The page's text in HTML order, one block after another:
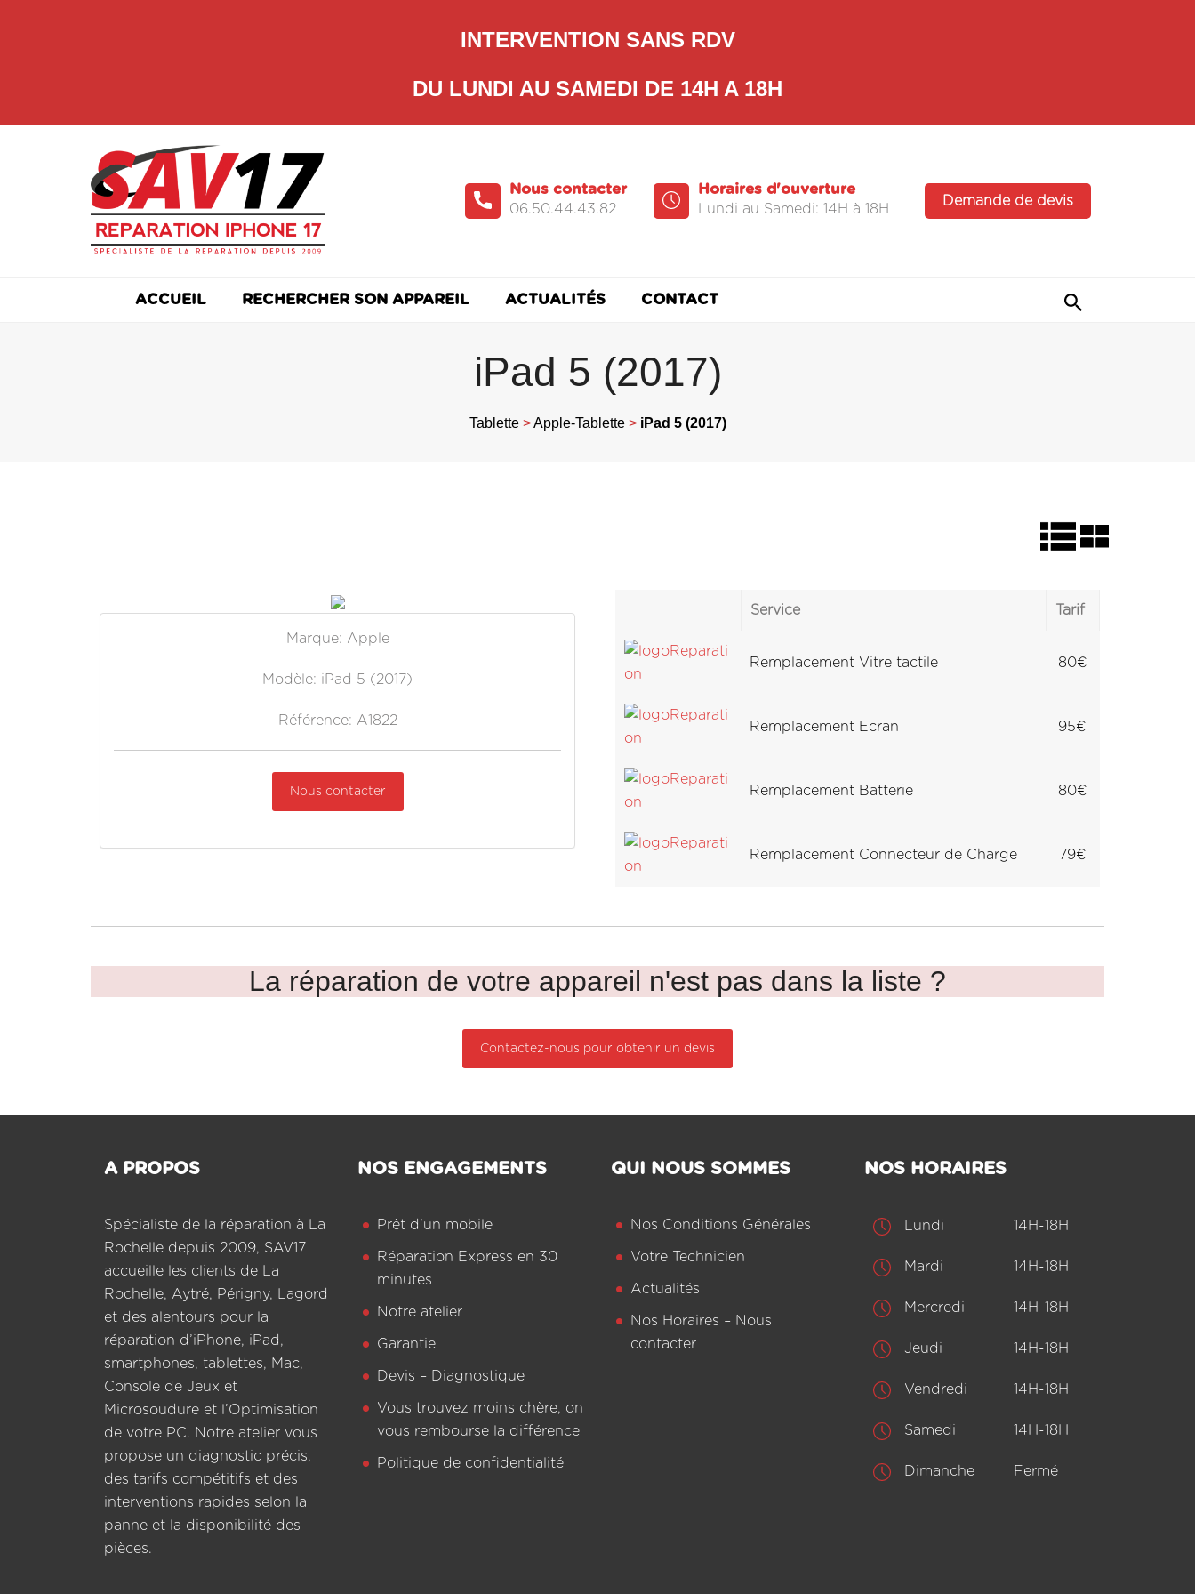
INTERVENTION SANS RDV
DU LUNDI AU SAMEDI DE 14H A 18H
Demande de devis
Horaires d'ouverture
Lundi au Samedi: 14H à 18H
Nous contacter
06.50.44.43.82
ACCUEIL RECHERCHER SON APPAREIL ACTUALITÉS CONTACT
iPad 5 (2017)
Tablette>Apple-Tablette> iPad 5 (2017)
Marque: Apple
Modèle: iPad 5 (2017)
Référence: A1822
Nous contacter
Service Tarif
Remplacement Vitre tactile 80€
Remplacement Ecran 95€
Remplacement Batterie 80€
Remplacement Connecteur de Charge 79€
La réparation de votre appareil n'est pas dans la liste ?
Contactez-nous pour obtenir un devis
A PROPOS
Spécialiste de la réparation à La
Rochelle depuis 2009, SAV17
accueille les clients de La
Rochelle, Aytré, Périgny, Lagord
et des alentours pour la
réparation d’iPhone, iPad,
smartphones, tablettes, Mac,
Console de Jeux et
Microsoudure et l’Optimisation
de votre PC. Notre atelier vous
propose un diagnostic précis,
des tarifs compétitifs et des
interventions rapides selon la
panne et la disponibilité des
pièces.
NOS ENGAGEMENTS
Prêt d’un mobile
Réparation Express en 30
minutes
Notre atelier
Garantie
Devis – Diagnostique
Vous trouvez moins chère, on
vous rembourse la différence
Politique de confidentialité
QUI NOUS SOMMES
Nos Conditions Générales
Votre Technicien
Actualités
Nos Horaires – Nous
contacter
NOS HORAIRES
Lundi 14H-18H
Mardi 14H-18H
Mercredi 14H-18H
Jeudi 14H-18H
Vendredi 14H-18H
Samedi 14H-18H
Dimanche Fermé